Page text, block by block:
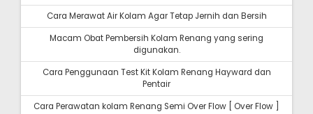
Cara Merawat Air Kolam Agar Tetap Jernih dan Bersih
Macam Obat Pembersih Kolam Renang yang sering
digunakan.
Cara Penggunaan Test Kit Kolam Renang Hayward dan
Pentair
Cara Perawatan kolam Renang Semi Over Flow [ Over Flow ]